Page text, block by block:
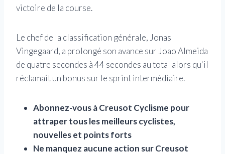
victoire de la course.
Le chef de la classification générale, Jonas
Vingegaard, a prolongé son avance sur Joao Almeida
de quatre secondes à 44 secondes au total alors qu'il
réclamait un bonus sur le sprint intermédiaire.
Abonnez-vous à Creusot Cyclisme pour
attraper tous les meilleurs cyclistes,
nouvelles et points forts
Ne manquez aucune action sur Creusot